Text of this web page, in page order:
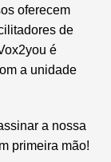
oferecem
de
é
a unidade
a nossa
primeira mão!